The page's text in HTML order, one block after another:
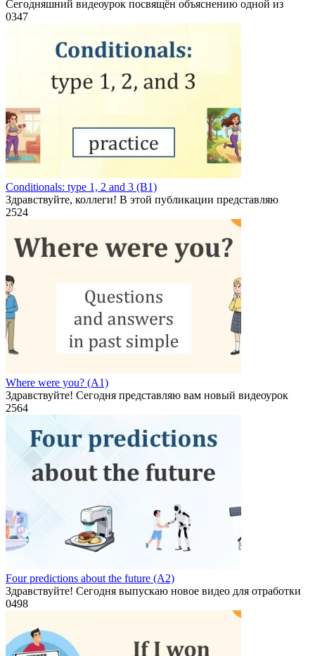
Сегодняшний видеоурок посвящён объяснению одной из
0347
Conditionals: type 1, 2 and 3 (B1)
Здравствуйте, коллеги! В этой публикации представляю
2524
Where were you? (A1)
Здравствуйте! Сегодня представляю вам новый видеоурок
2564
Four predictions about the future (A2)
Здравствуйте! Сегодня выпускаю новое видео для отработки
0498